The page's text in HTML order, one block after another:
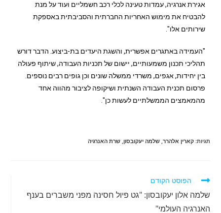
אגירת אנרגיה, עמדות טעינה לכלי רכב חשמליים ועוד על מנת
להבטיח את מימוש האחריות החברתית והסביבתית באספקת
שירותים אלו".
"העמידה באתגרים אפשרית, והשגת היעדים בת-ביצוע. הדבר דורש
תהליכי תכנון משמעותיים, יישום של תכניות העבודה, שיתוף פעולה
בין יחידות, אגפים, משרדי ממשלה שונים וכן גופים רבים נוספים.
פרסום תכנית העבודה השנתית ושיקופה לציבור מהווה אחד
מהמאמצים הממשלתיים לעשות כן".
תגיות:קארין אלהרר, שלמה יעקובסון, שרת האנרגיה
הפוסט הקודם
שלמה אלון יעקובסון: "גט פיול חסינה מפני משברים בענף
האנרגיה העולמי"